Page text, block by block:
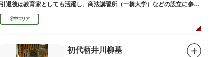
引退後は教育家としても活躍し、商法講習所（一橋大学）などの設立に参画
しました。お墓は谷中霊園にあります。
谷中エリア
初代柄井川柳墓